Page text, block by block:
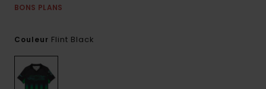
BONS PLANS
Couleur Flint Black